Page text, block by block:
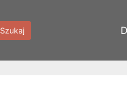
Szukaj